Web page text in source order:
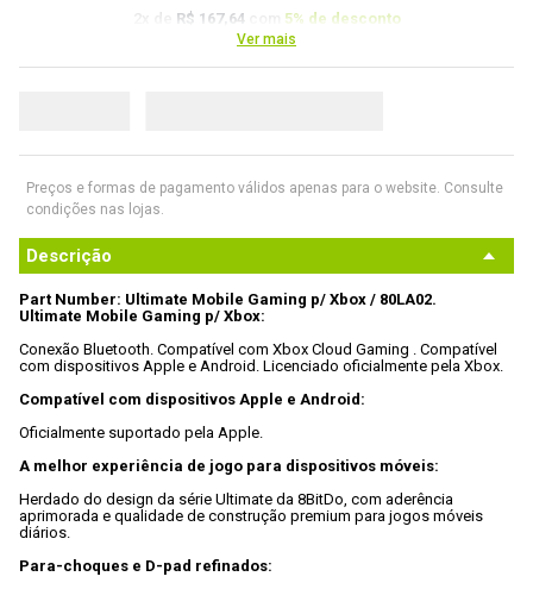
2
R$ 167,64 5% de desconto
3x deR$ 112,35com4.5% de desconto
Ver mais
Preços e formas de pagamento válidos apenas para o website. Consulte
condições nas lojas.
Descrição
Part Number: Ultimate Mobile Gaming p/ Xbox / 80LA02.
Ultimate Mobile Gaming p/ Xbox:
Conexão Bluetooth. Compatível com Xbox Cloud Gaming . Compatível
com dispositivos Apple e Android. Licenciado oficialmente pela Xbox.
Compatível com dispositivos Apple e Android:
Oficialmente suportado pela Apple.
A melhor experiência de jogo para dispositivos móveis:
Herdado do design da série Ultimate da 8BitDo, com aderência
aprimorada e qualidade de construção premium para jogos móveis
diários.
Para-choques e D-pad refinados: